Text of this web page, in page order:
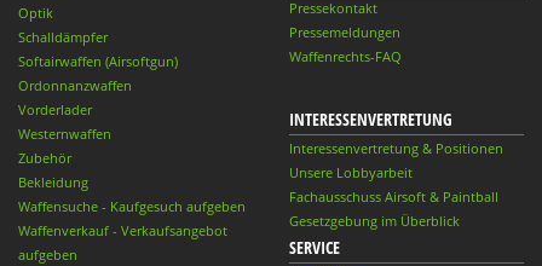
Optik
Schalldämpfer
Softairwaffen (Airsoftgun)
Ordonnanzwaffen
Vorderlader
Westernwaffen
Zubehör
Bekleidung
Waffensuche - Kaufgesuch aufgeben
Waffenverkauf - Verkaufsangebot
aufgeben
Pressekontakt
Pressemeldungen
Waffenrechts-FAQ
INTERESSENVERTRETUNG
Interessenvertretung & Positionen
Unsere Lobbyarbeit
Fachausschuss Airsoft & Paintball
Gesetzgebung im Überblick
SERVICE